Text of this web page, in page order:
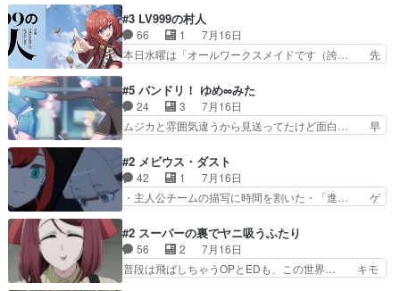
んなジャンル描いてどんどん… 春の南東の空のお
とめ座付近明るい星は20… 明るい現役の青春と
暗い過去の情念とが良い…
登場!因縁のライバル!善の立ち位置で… しょーも
な…こんなもん真面目に見たらバカ… 宿命のライ
バルの襲撃に始まり、燃えるシチ… 早くもライバ
ルチーム。敵もなかなかに個性… があると思った
部も登場し、魅力的なキ… やはり強敵に勝つには
特訓だよ。平仮名で呼… ライバル登場から特訓ま
で異常なテンポと異…
#3 LV999の村人
66 1
7月16日
本日水曜は「オールワークスメイドです（誇… 先
22:59まで！✦キャストサイン入り… 人族と魔族
の融合を目指す浩二…目指すもの… アリスとメノ
ウの話から魔王軍の大規模な宣… 鏡から「アリ
ス、共存の道はやっぱ険しいぜ… 鏡とソフトクリ
浩二の揺るがない信念に思… 鏡さん、活躍する度
に好感度爆上がりですね… ケンタウロス族面白か
ったですね♪タカコち…
#5 バンドリ！ ゆめ∞みた
24 3
7月16日
ムジカと雰囲気違うから見送ってたけど面白… 早
れが偶然イベント会場に居合わせてしま… ビオラ
こいつほんま……残りの2人はビオラ… 見てて興
奮と息苦しさを同時に感じさせるビ… ビオラちゃ
んのお陰であられちゃんと律ちゃ… ・日本語特有
に今期一の悪役がいたとは。… 友達との会話でフ
ェアリィブゥケのイベント… ・ビオラはあられを
見つけて悪だくみを策略…
#2 メビウス・ダスト
42 1
7月16日
・主人公チームの描写に時間を割いた・「進… ゲ
主人公の強火古参ファン出てきたけど何… 勝利に
浮かれる面々の中、アラキは自分の能… ラムスは
隕石で負傷した体の部位を補修した… 次のゲーム
での対決のエピソード。そうなっ… ポリスホッパ
#2 スーパーの裏でヤニ吸うふたり
56 2
7月16日
普段は飛ばしちゃうOPとEDも、この世界… キモ